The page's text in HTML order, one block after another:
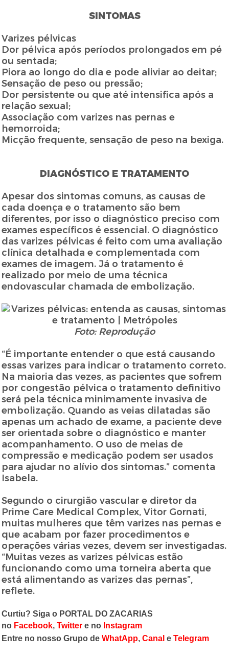
SINTOMAS
Varizes pélvicas
Dor pélvica após períodos prolongados em pé
ou sentada;
Piora ao longo do dia e pode aliviar ao deitar;
Sensação de peso ou pressão;
Dor persistente ou que até intensifica após a
relação sexual;
Associação com varizes nas pernas e
hemorroida;
Micção frequente, sensação de peso na bexiga.
DIAGNÓSTICO E TRATAMENTO
Apesar dos sintomas comuns, as causas de
cada doença e o tratamento são bem
diferentes, por isso o diagnóstico preciso com
exames específicos é essencial. O diagnóstico
das varizes pélvicas é feito com uma avaliação
clínica detalhada e complementada com
exames de imagem. Já o tratamento é
realizado por meio de uma técnica
endovascular chamada de embolização.
Foto: Reprodução
“É importante entender o que está causando
essas varizes para indicar o tratamento correto.
Na maioria das vezes, as pacientes que sofrem
por congestão pélvica o tratamento definitivo
será pela técnica minimamente invasiva de
embolização. Quando as veias dilatadas são
apenas um achado de exame, a paciente deve
ser orientada sobre o diagnóstico e manter
acompanhamento. O uso de meias de
compressão e medicação podem ser usados
para ajudar no alívio dos sintomas.” comenta
Isabela.
Segundo o cirurgião vascular e diretor da
Prime Care Medical Complex, Vitor Gornati,
muitas mulheres que têm varizes nas pernas e
que acabam por fazer procedimentos e
operações várias vezes, devem ser investigadas.
“Muitas vezes as varizes pélvicas estão
funcionando como uma torneira aberta que
está alimentando as varizes das pernas”,
reflete.
Curtiu? Siga o PORTAL DO ZACARIAS
no Facebook,Twitter e no Instagram
Entre no nosso Grupo deWhatApp,Canal eTelegram